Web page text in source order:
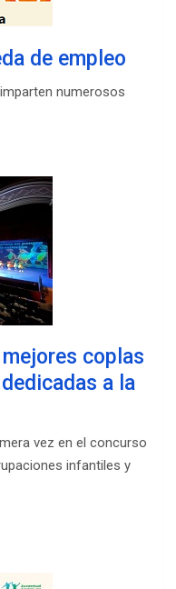
de empleo
numerosos
coplas
a la
vez en el concurso
infantiles y